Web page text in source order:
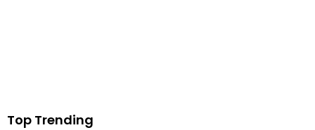
Top Trending